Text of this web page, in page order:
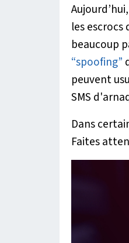
les
beaucoup
“spoofing”
peuvent
SMS
Dans
Faites